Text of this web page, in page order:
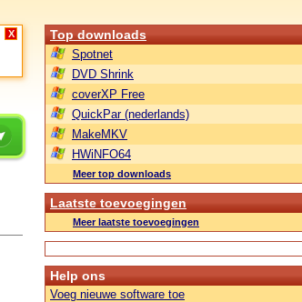
X Top downloads
Spotnet
DVD Shrink
coverXP Free
QuickPar (nederlands)
MakeMKV
HWiNFO64
Meer top downloads
Laatste toevoegingen
Meer laatste toevoegingen
Help ons
Voeg nieuwe software toe